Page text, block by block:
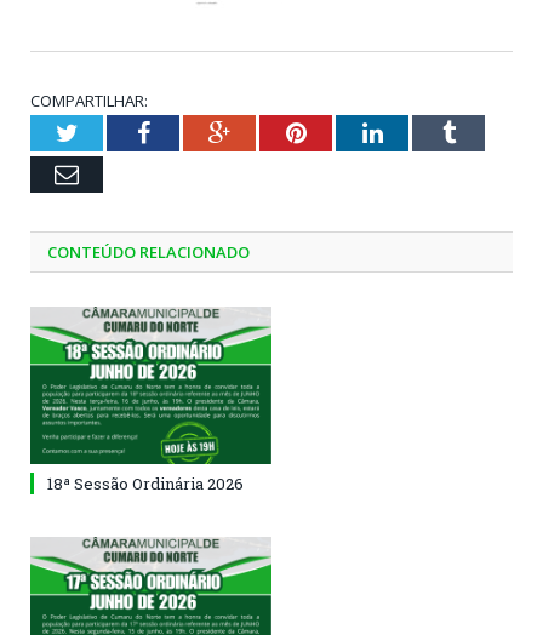
COMPARTILHAR:
TwitterFacebookGoogle+PinterestLinkedInTumblr
Email
CONTEÚDO RELACIONADO
18ª Sessão Ordinária 2026